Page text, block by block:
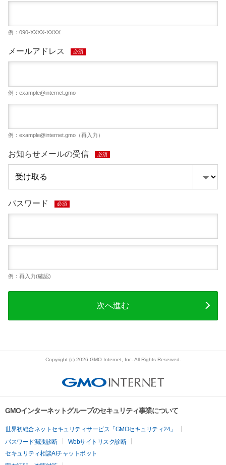
例：090-XXXX-XXXX
メールアドレス 必須
例： example@internet.gmo
例： example@internet.gmo （再入力）
お知らせメールの受信 必須
パスワード 必須
例：再入力(確認)
次へ進む
Copyright (c) 2026 GMO Internet, Inc. All Rights Reserved.
GMOインターネットグループのセキュリティ事業について
世界初総合ネットセキュリティサービス「GMOセキュリティ24」
パスワード漏洩診断
Webサイトリスク診断
セキュリティ相談AIチャットボット